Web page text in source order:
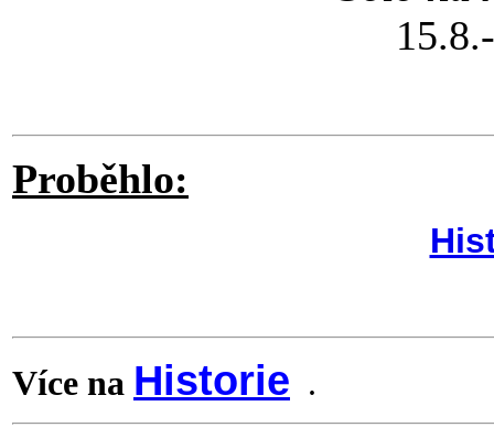
Proběhlo:
Více na Historie .